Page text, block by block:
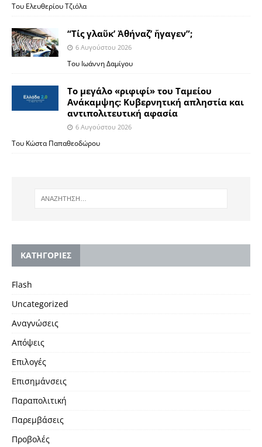
Του Ελευθερίου Τζιόλα
“Τίς γλαῦκ’ Ἀθήναζ’ ἤγαγεν”;
6 Αυγούστου 2026
Του Ιωάννη Δαμίγου
Το μεγάλο «ριφιφί» του Ταμείου
Ανάκαμψης: Κυβερνητική απληστία και
αντιπολιτευτική αφασία
6 Αυγούστου 2026
Του Κώστα Παπαθεοδώρου
KΑΤΗΓΟΡΙΕΣ
Flash
Uncategorized
Αναγνώσεις
Απόψεις
Επιλογές
Επισημάνσεις
Παραπολιτική
Παρεμβάσεις
Προβολές